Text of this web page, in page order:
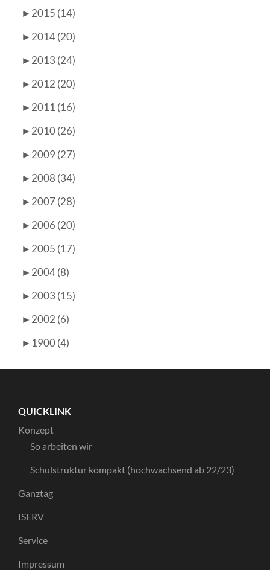
► 2015 (14)
► 2014 (20)
► 2013 (24)
► 2012 (20)
► 2011 (16)
► 2010 (26)
► 2009 (27)
► 2008 (34)
► 2007 (28)
► 2006 (20)
► 2005 (17)
► 2004 (8)
► 2003 (15)
► 2002 (6)
► 1900 (4)
QUICKLINK
Konzept
So arbeiten wir
Schulstruktur kompakt (hochwachsend ab 22/23)
Ganztag
ISERV
Service
Impressum